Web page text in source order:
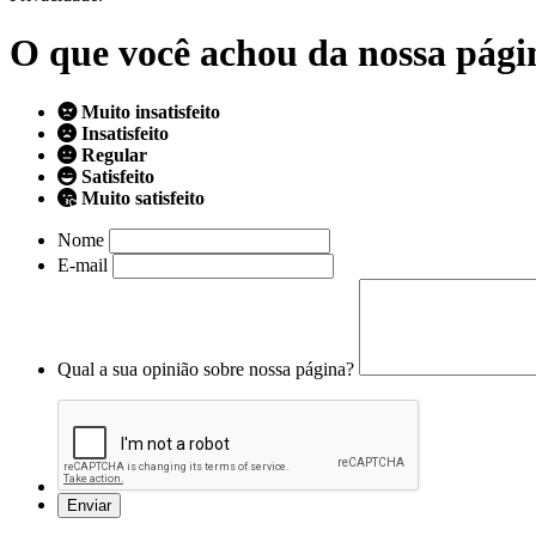
O que você achou da nossa
Muito insatisfeito
Insatisfeito
Regular
Satisfeito
Muito satisfeito
Nome
E-mail
Qual a sua opinião sobre nossa página?